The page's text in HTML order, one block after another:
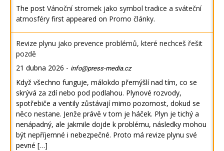
The post Vánoční stromek jako symbol tradice a sváteční
atmosféry first appeared on Promo články.
Revize plynu jako prevence problémů, které nechceš řešit
pozdě
21 dubna 2026 - info@press-media.cz
Když všechno funguje, málokdo přemýšlí nad tím, co se
skrývá za zdí nebo pod podlahou. Plynové rozvody,
spotřebiče a ventily zůstávají mimo pozornost, dokud se
něco nestane. Jenže právě v tom je háček. Plyn je tichý a
nenápadný, ale jakmile dojde k problému, následky mohou
být nepříjemné i nebezpečné. Proto má revize plynu své
pevné […]